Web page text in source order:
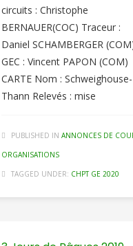
circuits : Christophe
BERNAUER(COC) Traceur :
Daniel SCHAMBERGER
GEC : Vincent PAPON (COM)
CARTE Nom : Schweighouse-
Thann Relevés : mise
PUBLISHED IN ANNONCES DE
ORGANISATIONS
TAGGED UNDER: CHPT GE 2020